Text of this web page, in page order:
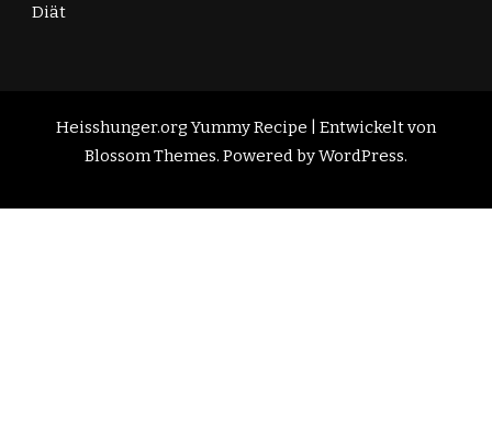
Diät
Heisshunger.orgYummy Recipe | Entwickelt von
Blossom Themes. Powered byWordPress.